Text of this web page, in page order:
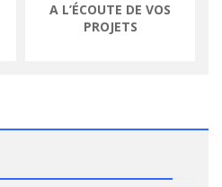
A L’ÉCOUTE DE VOS
PROJETS